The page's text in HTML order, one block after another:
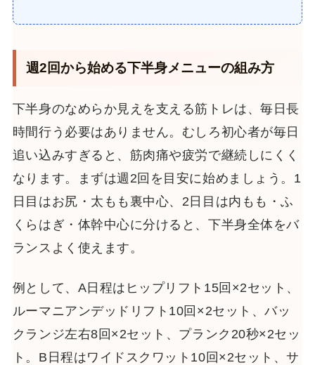
週2回から始める下半身メニューの組み方
下半身のなめらか見えを支える筋トレは、毎日長
時間行う必要はありません。むしろ初心者が毎日
追い込みすぎると、筋肉痛や疲労で継続しにくく
なります。まずは週2回を目安に始めましょう。1
日目はお尻・太もも裏中心、2日目は内もも・ふ
くらはぎ・体幹中心に分けると、下半身全体をバ
ランスよく使えます。
例として、A日程はヒップリフト15回×2セット、
ルーマニアンデッドリフト10回×2セット、バッ
クランジ左右8回×2セット、プランク20秒×2セッ
ト。B日程はワイドスクワット10回×2セット、サ